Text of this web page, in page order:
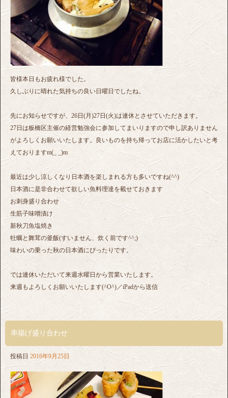
皆様本日もお疲れ様でした。
久しぶりに晴れた気持ちの良い日曜日でしたね。
先にお知らせですが、26日(月)27日(火)は連休とさせていただきます。
27日は板橋区主催の経営勉強会に参加してまいりますので申し訳ありません
がよろしくお願いいたします。良いものを持ち帰ってお店に活かしたいと考
えておりますm(_ _)m
最近は少し涼しくなり日本酒を楽しまれる方も多いですね(^^)
日本酒に是非合わせて欲しい魚料理達を載せておきます
お刺身盛り合わせ
生筋子味噌漬け
新秋刀魚塩焼き
牡蠣と舞茸の釜飯(すいません、炊く前です^^;)
味わいの乗った秋の日本酒にぴったりです。
では連休いただいて来週水曜日から営業いたします。
来週もよろしくお願いいたします(^O^)／iPadから送信
串揚げ盛り合わせ
投稿日 2016年9月25日